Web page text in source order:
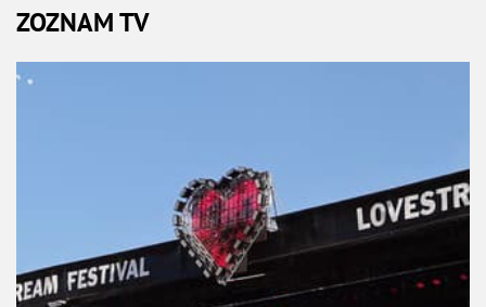
ZOZNAM TV